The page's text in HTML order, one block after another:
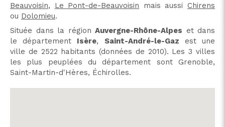
Beauvoisin, Le Pont-de-Beauvoisin mais aussiChirens
ou Dolomieu.
Située dans la région Auvergne-Rhône-Alpes et dans
le département Isère, Saint-André-le-Gaz est une
ville de 2522 habitants (données de 2010). Les 3 villes
les plus peuplées du département sont Grenoble,
Saint-Martin-d'Hères, Échirolles.